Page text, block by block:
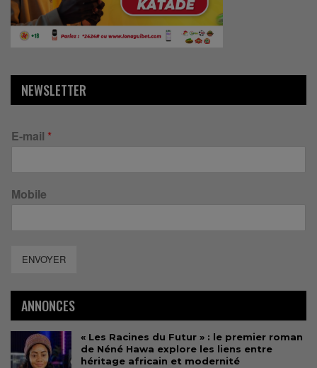
NEWSLETTER
E-mail *
Mobile
ENVOYER
ANNONCES
« Les Racines du Futur » : le premier roman
de Néné Hawa explore les liens entre
héritage africain et modernité